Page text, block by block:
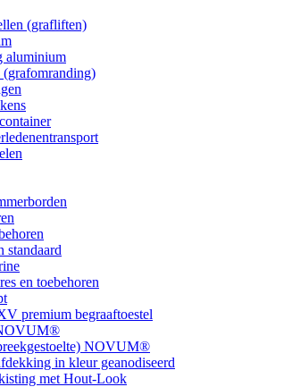
(grafliften)
aluminium
(grafomranding)
standaard
en toebehoren
premium begraaftoestel
NOVUM®
in kleur geanodiseerd
met Hout-Look